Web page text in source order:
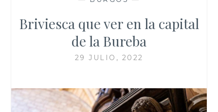
Briviesca que ver en la capital
de la Bureba
29 JULIO, 2022